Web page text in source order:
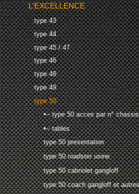
L'EXCELLENCE
type 43
type 44
type 45 / 47
type 46
type 48
type 49
type 50
•-- type 50 acces par n° chassis
•-- tables
type 50 presentation
type 50 roadster usine
type 50 cabriolet gangloff
type 50 coach gangloff et autres